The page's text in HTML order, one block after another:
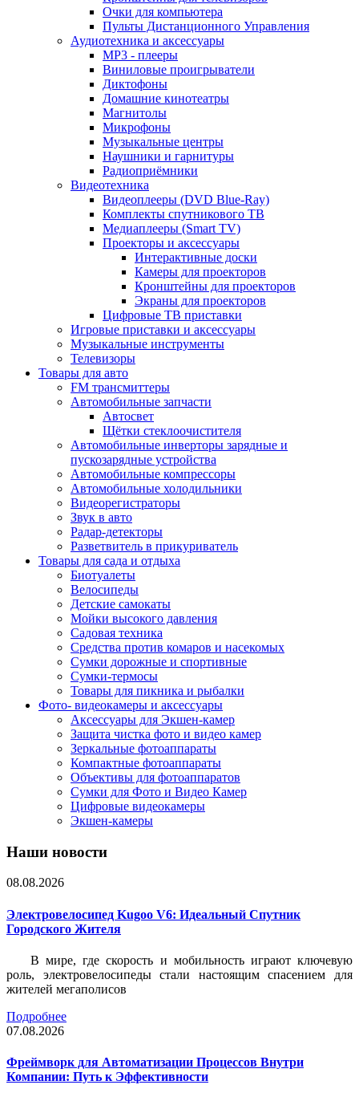
Очки для компьютера
Пульты Дистанционного Управления
Аудиотехника и аксессуары
MP3 - плееры
Виниловые проигрыватели
Диктофоны
Домашние кинотеатры
Магнитолы
Микрофоны
Музыкальные центры
Наушники и гарнитуры
Радиоприёмники
Видеотехника
Видеоплееры (DVD Blue-Ray)
Комплекты спутникового ТВ
Медиаплееры (Smart TV)
Проекторы и аксессуары
Интерактивные доски
Камеры для проекторов
Кронштейны для проекторов
Экраны для проекторов
Цифровые ТВ приставки
Игровые приставки и аксессуары
Музыкальные инструменты
Телевизоры
Товары для авто
FM трансмиттеры
Автомобильные запчасти
Автосвет
Щётки стеклоочистителя
Автомобильные инверторы зарядные и
пускозарядные устройства
Автомобильные компрессоры
Автомобильные холодильники
Видеорегистраторы
Звук в авто
Радар-детекторы
Разветвитель в прикуриватель
Товары для сада и отдыха
Биотуалеты
Велосипеды
Детские самокаты
Мойки высокого давления
Садовая техника
Средства против комаров и насекомых
Сумки дорожные и спортивные
Сумки-термосы
Товары для пикника и рыбалки
Фото- видеокамеры и аксессуары
Аксессуары для Экшен-камер
Защита чистка фото и видео камер
Зеркальные фотоаппараты
Компактные фотоаппараты
Объективы для фотоаппаратов
Сумки для Фото и Видео Камер
Цифровые видеокамеры
Экшен-камеры
Наши новости
08.08.2026
Электровелосипед Kugoo V6: Идеальный Спутник
Городского Жителя
В мире, где скорость и мобильность играют ключевую
роль, электровелосипеды стали настоящим спасением для
жителей мегаполисов
Подробнее
07.08.2026
Фреймворк для Автоматизации Процессов Внутри
Компании: Путь к Эффективности